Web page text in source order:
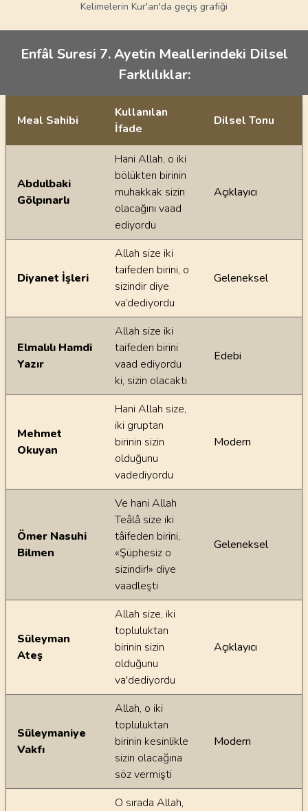
Kelimelerin Kur'an'da geçiş grafiği
Enfâl Suresi 7. Ayetin Meallerindeki Dilsel
Farklılıklar:
Ayetin meallerindeki dilsel farklılıklar
Meal Sahibi
Kullanılan
İfade
Dilsel Tonu
Abdulbaki
Gölpınarlı
Hani Allah, o iki
bölükten birinin
muhakkak sizin
olacağını vaad
ediyordu
Açıklayıcı
Diyanet İşleri
Allah size iki
taifeden birini, o
sizindir diye
va’dediyordu
Geleneksel
Elmalılı Hamdi
Yazır
Allah size iki
taifeden birini
vaad ediyordu
ki, sizin olacaktı
Edebi
Mehmet
Okuyan
Hani Allah size,
iki gruptan
birinin sizin
olduğunu
vadediyordu
Modern
Ömer Nasuhi
Bilmen
Ve hani Allah
Teâlâ size iki
tâifeden birini,
«Şüphesiz o
sizindir!» diye
vaadleşti
Geleneksel
Süleyman
Ateş
Allah size, iki
topluluktan
birinin sizin
olduğunu
va'dediyordu
Açıklayıcı
Süleymaniye
Vakfı
Allah, o iki
topluluktan
birinin kesinlikle
sizin olacağına
söz vermişti
Modern
O sırada Allah,